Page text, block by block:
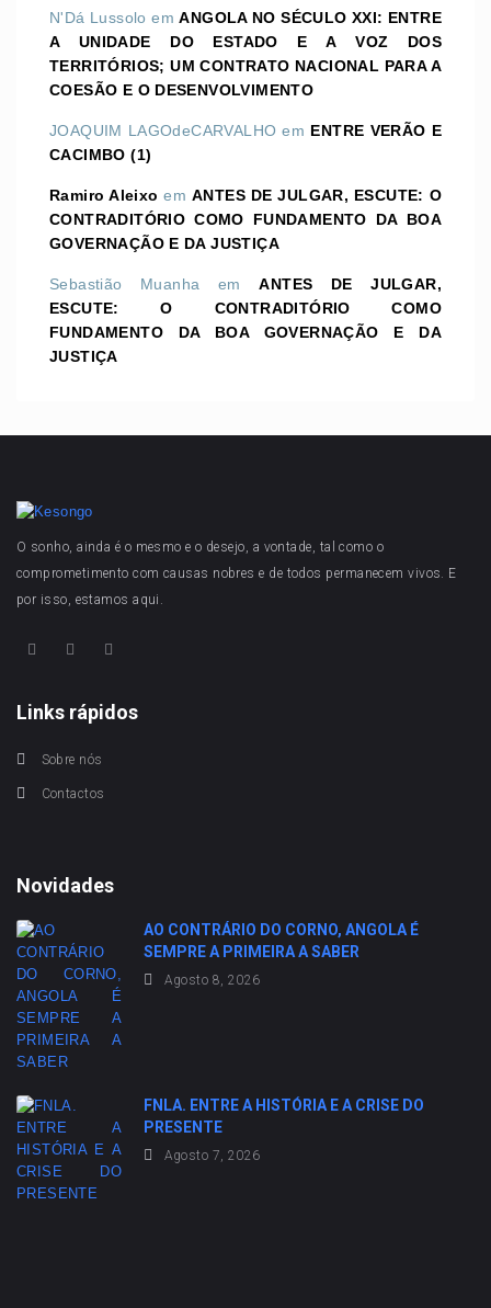
N'Dá Lussolo emANGOLA NO SÉCULO XXI: ENTRE
A UNIDADE DO ESTADO E A VOZ DOS
TERRITÓRIOS; UM CONTRATO NACIONAL PARA A
COESÃO E O DESENVOLVIMENTO
JOAQUIM LAGOdeCARVALHO em ENTRE VERÃO E
CACIMBO (1)
Ramiro Aleixo emANTES DE JULGAR, ESCUTE: O
CONTRADITÓRIO COMO FUNDAMENTO DA BOA
GOVERNAÇÃO E DA JUSTIÇA
Sebastião Muanha emANTES DE JULGAR,
ESCUTE: O CONTRADITÓRIO COMO
FUNDAMENTO DA BOA GOVERNAÇÃO E DA
JUSTIÇA
O sonho, ainda é o mesmo e o desejo, a vontade, tal como o
comprometimento com causas nobres e de todos permanecem vivos. E
por isso, estamos aqui.
Links rápidos
Sobre nós
Contactos
Novidades
AO CONTRÁRIO DO CORNO, ANGOLA É
SEMPRE A PRIMEIRA A SABER
Agosto 8, 2026
FNLA. ENTRE A HISTÓRIA E A CRISE DO
PRESENTE
Agosto 7, 2026